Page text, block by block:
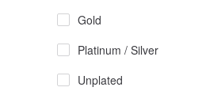
Gold
Platinum / Silver
Unplated